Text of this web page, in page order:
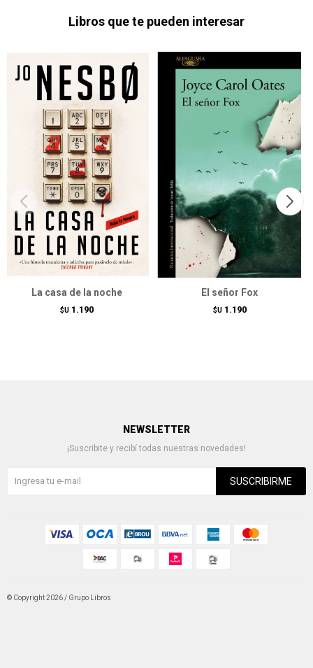
Libros que te pueden interesar
La casa de la noche
$U 1.190
El señor Fox
$U 1.190
NEWSLETTER
¡Suscribite y recibí todas nuestras novedades!
SUSCRIBIRME
© Copyright 2026 / Grupo Libros